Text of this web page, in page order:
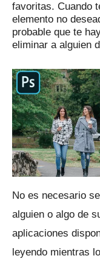
favoritas. Cuando
elemento no
probable que te
eliminar a alguien
No es necesario
alguien o algo de
aplicaciones
leyendo mientras